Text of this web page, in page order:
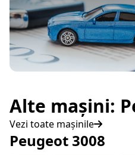
Alte mașini:
Vezi toate mașinile
În stoc
278.83
Peugeot 3008